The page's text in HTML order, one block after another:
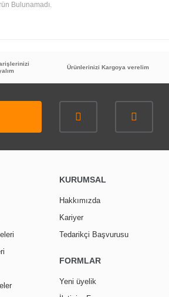
Bulunamadı.
Ürünlerinizi Kargoya verelim
KURUMSAL
Hakkımızda
Kariyer
Tedarikçi Başvurusu
FORMLAR
Yeni üyelik